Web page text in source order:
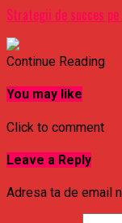
Strategii de succes
Continue Reading
You may like
Click to comment
Leave a Reply
Adresa ta de email